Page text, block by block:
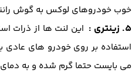
خوب خودروهای لوکس به گوش
5. زینتری : این لنت ها از ذرات
استفاده بر روی خودرو های عادی
می بایست حتما گرم شده و به